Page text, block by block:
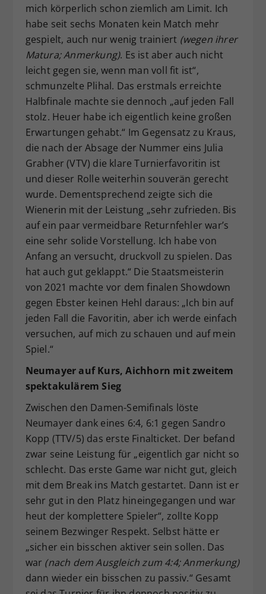
mich körperlich schon ziemlich am Limit. Ich
habe seit sechs Monaten kein Match mehr
gespielt, auch nur wenig trainiert (wegen ihrer
Matura; Anmerkung). Es ist aber auch nicht
leicht gegen sie, wenn man voll fit ist“,
schmunzelte Plihal. Das erstmals erreichte
Halbfinale machte sie dennoch „auf jeden Fall
stolz. Heuer habe ich eigentlich keine großen
Erwartungen gehabt.“ Im Gegensatz zu Kraus,
die nach der Absage der Nummer eins Julia
Grabher (VTV) die klare Turnierfavoritin ist
und dieser Rolle weiterhin souverän gerecht
wurde. Dementsprechend zeigte sich die
Wienerin mit der Leistung „sehr zufrieden. Bis
auf ein paar vermeidbare Returnfehler war’s
eine sehr solide Vorstellung. Ich habe von
Anfang an versucht, druckvoll zu spielen. Das
hat auch gut geklappt.“ Die Staatsmeisterin
von 2021 machte vor dem finalen Showdown
gegen Ebster keinen Hehl daraus: „Ich bin auf
jeden Fall die Favoritin, aber ich werde einfach
versuchen, auf mich zu schauen und auf mein
Spiel.“
Neumayer auf Kurs, Aichhorn mit zweitem
spektakulärem Sieg
Zwischen den Damen-Semifinals löste
Neumayer dank eines 6:4, 6:1 gegen Sandro
Kopp (TTV/5) das erste Finalticket. Der befand
zwar seine Leistung für „eigentlich gar nicht so
schlecht. Das erste Game war nicht gut, gleich
mit dem Break ins Match gestartet. Dann ist er
sehr gut in den Platz hineingegangen und war
heut der komplettere Spieler“, zollte Kopp
seinem Bezwinger Respekt. Selbst hätte er
„sicher ein bisschen aktiver sein sollen. Das
war (nach dem Ausgleich zum 4:4; Anmerkung)
dann wieder ein bisschen zu passiv.“ Gesamt